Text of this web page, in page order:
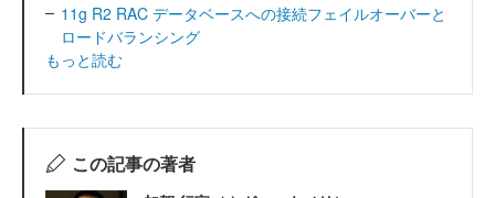
11g R2 RAC データベースへの接続フェイルオーバーと
ロードバランシング
もっと読む
この記事の著者